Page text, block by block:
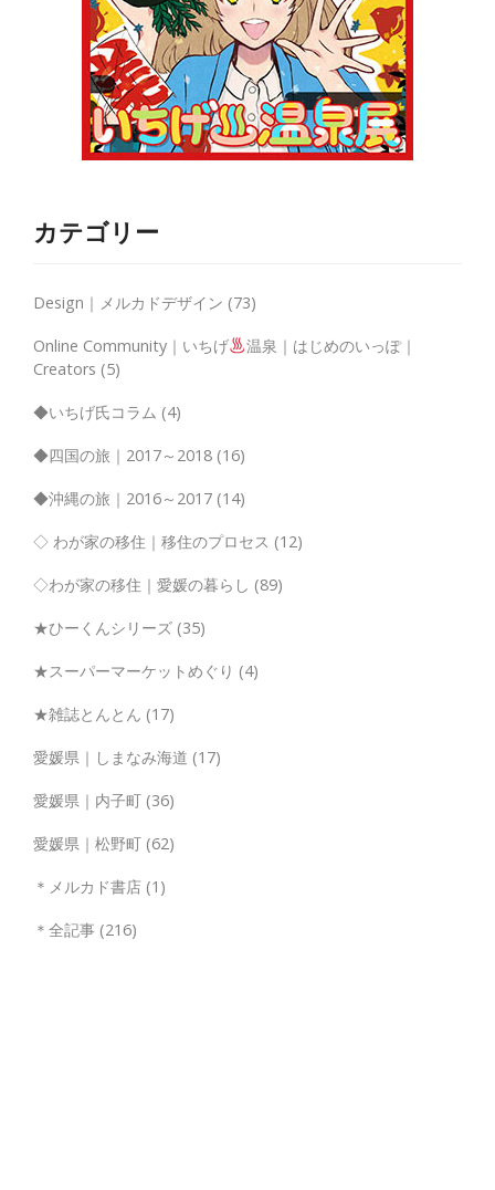
カテゴリー
Design｜メルカドデザイン (73)
Online Community｜いちげ
温泉｜はじめのいっぽ｜
Creators (5)
◆いちげ氏コラム (4)
◆四国の旅｜2017～2018 (16)
◆沖縄の旅｜2016～2017 (14)
◇ わが家の移住｜移住のプロセス (12)
◇わが家の移住｜愛媛の暮らし (89)
★ひーくんシリーズ (35)
★スーパーマーケットめぐり (4)
★雑誌とんとん (17)
愛媛県｜しまなみ海道 (17)
愛媛県｜内子町 (36)
愛媛県｜松野町 (62)
＊メルカド書店 (1)
＊全記事 (216)